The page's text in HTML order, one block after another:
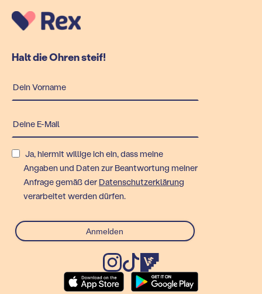
Halt die Ohren steif!
Ja, hiermit willige ich ein, dass meine
Angaben und Daten zur Beantwortung meiner
Anfrage gemäß der Datenschutzerklärung
verarbeitet werden dürfen.